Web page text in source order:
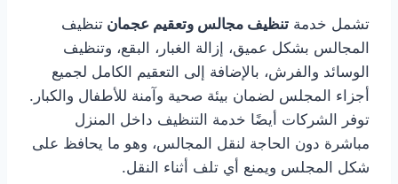
تشمل خدمة تنظيف مجالس وتعقيم عجمان تنظيف
المجالس بشكل عميق، إزالة الغبار، البقع، وتنظيف
الوسائد والفرش، بالإضافة إلى التعقيم الكامل لجميع
أجزاء المجلس لضمان بيئة صحية وآمنة للأطفال والكبار.
توفر الشركات أيضًا خدمة التنظيف داخل المنزل
مباشرة دون الحاجة لنقل المجالس، وهو ما يحافظ على
شكل المجلس ويمنع أي تلف أثناء النقل.